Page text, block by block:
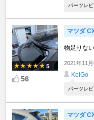
パーツレ
5
56
マツダ
物足りな
2021年11月
KeiGo
パーツレ
マツダ